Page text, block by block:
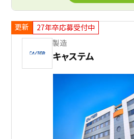
更新
27年卒応募受付中
製造
キャステム